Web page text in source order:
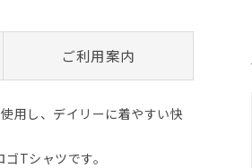
ご利用案内
用し、デイリーに着やすい快
Tシャツです。